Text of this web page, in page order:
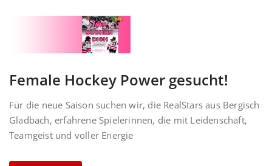
Female Hockey Power gesucht!
Für die neue Saison suchen wir, die RealStars aus Bergisch
Gladbach, erfahrene Spielerinnen, die mit Leidenschaft,
Teamgeist und voller Energie